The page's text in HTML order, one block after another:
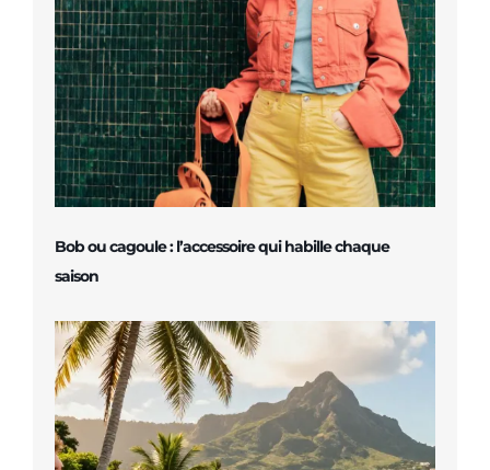
Bob ou cagoule : l’accessoire qui habille chaque
saison